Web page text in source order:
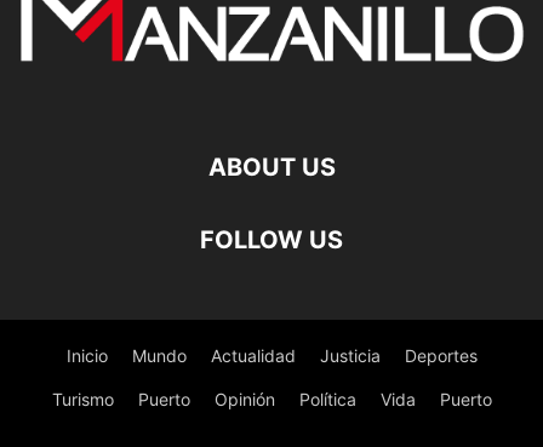
ABOUT US
FOLLOW US
Inicio Mundo Actualidad Justicia Deportes
Turismo Puerto Opinión Política Vida Puerto